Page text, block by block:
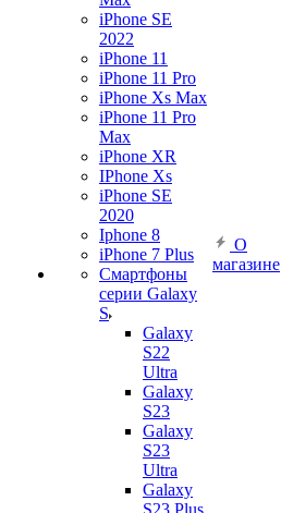
iPhone SE
2022
iPhone 11
iPhone 11 Pro
iPhone Xs Max
iPhone 11 Pro
Max
iPhone XR
IPhone Xs
iPhone SE
2020
Iphone 8
iPhone 7 Plus
Смартфоны
серии Galaxy
S
Galaxy
S22
Ultra
Galaxy
S23
Galaxy
S23
Ultra
Galaxy
S23 Plus
О
магазине